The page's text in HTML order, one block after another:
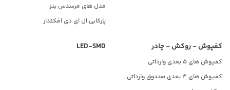
مدل های مرسدس بنز
پارکابی ال ای دی افکتدار
کفپوش - روکش - چادر
کفپوش های 5 بعدی وارداتی
کفپوش های 3 بعدی صندوق وارداتی
LED‌-SMD